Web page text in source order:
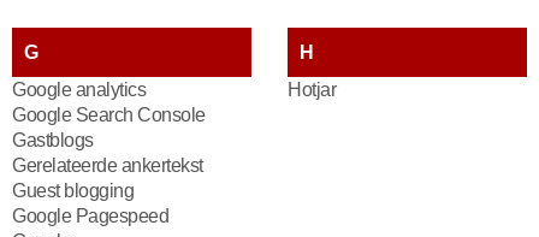
G
Google analytics
Google Search Console
Gastblogs
Gerelateerde ankertekst
Guest blogging
Google Pagespeed
H
Hotjar